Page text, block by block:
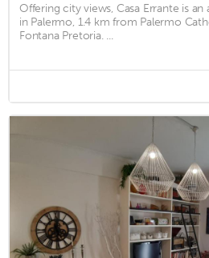
Offering city views, Casa Errante is
in Palermo, 1.4 km from Palermo
Fontana Pretoria. ...